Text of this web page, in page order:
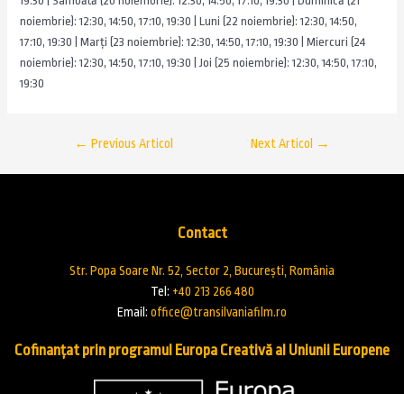
noiembrie): 12:30, 14:50, 17:10, 19:30 | Luni (22 noiembrie): 12:30, 14:50,
17:10, 19:30 | Marți (23 noiembrie): 12:30, 14:50, 17:10, 19:30 | Miercuri (24
noiembrie): 12:30, 14:50, 17:10, 19:30 | Joi (25 noiembrie): 12:30, 14:50, 17:10,
19:30
← Previous Articol Next Articol →
Contact
Str. Popa Soare Nr. 52, Sector 2, București, România
Tel: +40 213 266 480
Email: office@transilvaniafilm.ro
Cofinanțat prin programul Europa Creativă al Uniunii Europene